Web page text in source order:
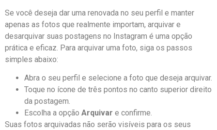
Se você​ deseja‌ dar‌ uma renovada no seu perfil⁣ e manter
apenas as fotos que realmente importam, arquivar e
desarquivar suas postagens no Instagram é uma opção
prática e ⁣eficaz. Para arquivar uma ‌foto, siga os passos
simples abaixo:
Abra o seu perfil e selecione a foto que deseja arquivar.
Toque no ícone de três ‍pontos no canto superior⁤ direito
da postagem.
Escolha a opção Arquivar e confirme.
Suas fotos arquivadas não serão visíveis para os seus